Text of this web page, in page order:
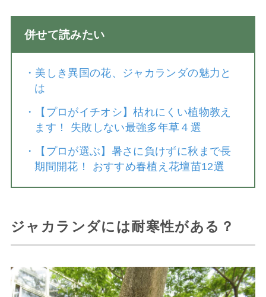
併せて読みたい
・ 美しき異国の花、ジャカランダの魅力と
は
・
【プロがイチオシ】枯れにくい植物教え
ます！ 失敗しない最強多年草４選
・
【プロが選ぶ】暑さに負けずに秋まで長
期間開花！ おすすめ春植え花壇苗12選
ジャカランダには耐寒性がある？